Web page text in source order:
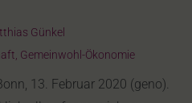
Günkel
, Gemeinwohl-Ökonomie
13. Februar 2020 (geno).